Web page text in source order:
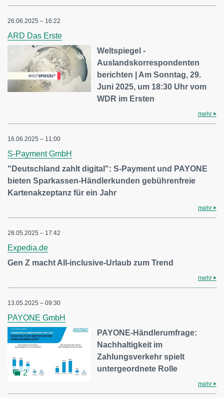
26.06.2025 – 16:22
ARD Das Erste
Weltspiegel -
Auslandskorrespondenten
berichten | Am Sonntag, 29.
Juni 2025, um 18:30 Uhr vom
WDR im Ersten
mehr
16.06.2025 – 11:00
S-Payment GmbH
"Deutschland zahlt digital": S-Payment und PAYONE
bieten Sparkassen-Händlerkunden gebührenfreie
Kartenakzeptanz für ein Jahr
mehr
28.05.2025 – 17:42
Expedia.de
Gen Z macht All-inclusive-Urlaub zum Trend
mehr
13.05.2025 – 09:30
PAYONE GmbH
2
PAYONE-Händlerumfrage:
Nachhaltigkeit im
Zahlungsverkehr spielt
untergeordnete Rolle
mehr